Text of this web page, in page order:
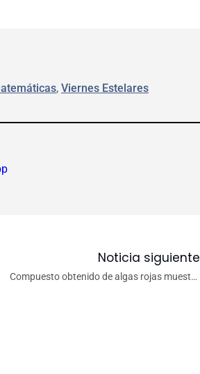
, Viernes Estelares
Noticia siguiente
Compuesto obtenido de algas rojas muestra